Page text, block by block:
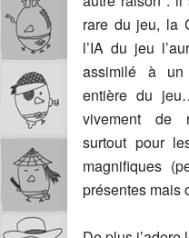
rare du jeu, la
l’IA du jeu
assimilé à
entière du
vivement de
surtout pour
magnifiques
présentes mais